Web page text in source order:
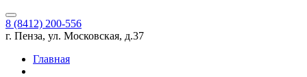
8 (8412) 200-556
г. Пенза, ул. Московская, д.37
Главная